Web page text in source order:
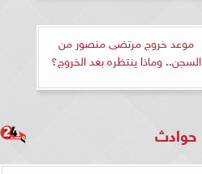
موعد خروج مرتضى منصور من
السجن.. وماذا ينتظره بعد الخروج؟
حوادث